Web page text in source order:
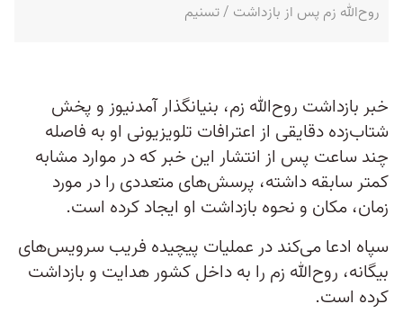
روح‌الله زم پس از بازداشت / تسنیم
خبر بازداشت روح‌الله زم، بنیانگذار آمدنیوز و پخش
شتاب‌زده دقایقی از اعترافات تلویزیونی او به فاصله
چند ساعت پس از انتشار این خبر که در موارد مشابه
کمتر سابقه داشته، پرسش‌های متعددی را در مورد
زمان، مکان و نحوه بازداشت او ایجاد کرده است.
سپاه ادعا می‌کند در عملیات پیچیده فریب سرویس‌های
بیگانه، روح‌الله زم را به داخل کشور هدایت و بازداشت
کرده است.